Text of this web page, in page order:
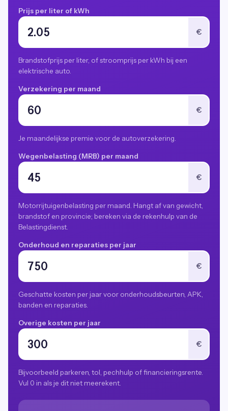
Prijs per liter of kWh
€
Brandstofprijs per liter, of stroomprijs per kWh bij een
elektrische auto.
Verzekering per maand
€
Je maandelijkse premie voor de autoverzekering.
Wegenbelasting (MRB) per maand
€
Motorrijtuigenbelasting per maand. Hangt af van gewicht,
brandstof en provincie; bereken via de rekenhulp van de
Belastingdienst.
Onderhoud en reparaties per jaar
€
Geschatte kosten per jaar voor onderhoudsbeurten, APK,
banden en reparaties.
Overige kosten per jaar
€
Bijvoorbeeld parkeren, tol, pechhulp of financieringsrente.
Vul 0 in als je dit niet meerekent.